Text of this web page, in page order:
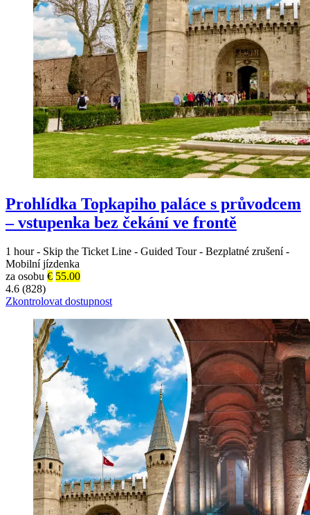
Prohlídka Topkapiho paláce s průvodcem
– vstupenka bez čekání ve frontě
1 hour - Skip the Ticket Line - Guided Tour - Bezplatné zrušení -
Mobilní jízdenka
za osobu € 55.00
4.6 (828)
Zkontrolovat dostupnost